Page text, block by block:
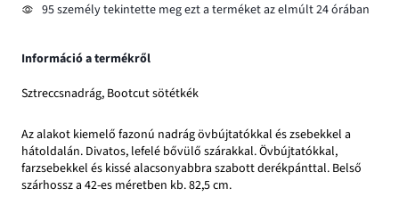
95 személy tekintette meg ezt a terméket az elmúlt 24 órában
Információ a termékről
Sztreccsnadrág, Bootcut sötétkék
Az alakot kiemelő fazonú nadrág övbújtatókkal és zsebekkel a
hátoldalán. Divatos, lefelé bővülő szárakkal. Övbújtatókkal,
farzsebekkel és kissé alacsonyabbra szabott derékpánttal. Belső
szárhossz a 42-es méretben kb. 82,5 cm.